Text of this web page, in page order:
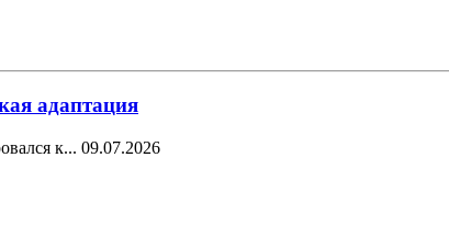
адаптация
к... 09.07.2026